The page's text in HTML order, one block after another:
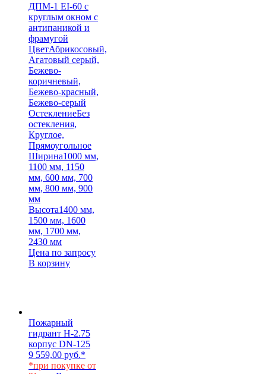
ДПМ-1 EI-60 с
круглым окном с
антипаникой и
фрамугой
ЦветАбрикосовый,
Агатовый серый,
Бежево-
коричневый,
Бежево-красный,
Бежево-серый
ОстеклениеБез
остекления,
Круглое,
Прямоугольное
Ширина1000 мм,
1100 мм, 1150
мм, 600 мм, 700
мм, 800 мм, 900
мм
Высота1400 мм,
1500 мм, 1600
мм, 1700 мм,
2430 мм
Цена по запросу
В корзину
Пожарный
гидрант Н-2.75
корпус DN-125
9 559,00 руб.*
*при покупке от